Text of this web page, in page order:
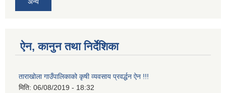
ऐन, कानुन तथा निर्देशिका
ताराखोला गाउँपालिकाको कृषी व्यवसाय प्रवर्द्धन ऐन !!!
मिति: 06/08/2019 - 18:32